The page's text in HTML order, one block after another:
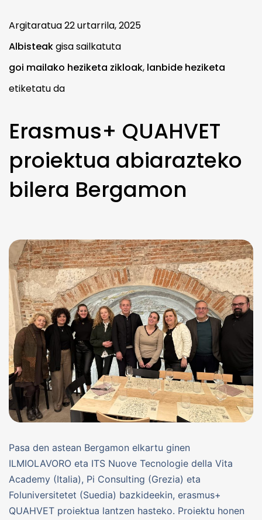
Argitaratua22 urtarrila, 2025
Albisteakgisa sailkatuta
goi mailako heziketa zikloak, lanbide heziketa
etiketatu da
Erasmus+ QUAHVET
proiektua abiarazteko
bilera Bergamon
Pasa den astean Bergamon elkartu ginen
ILMIOLAVORO eta ITS Nuove Tecnologie della Vita
Academy (Italia), Pi Consulting (Grezia) eta
Foluniversitetet (Suedia) bazkideekin, erasmus+
QUAHVET proiektua lantzen hasteko. Proiektu honen